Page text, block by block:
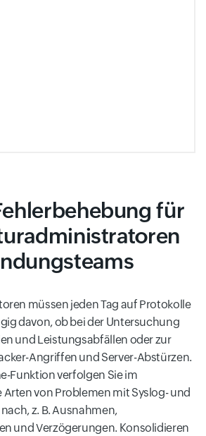
für
müssen jeden Tag auf Protokolle
davon, ob bei der Untersuchung
und Leistungsabfällen oder zur
Angriffen und Server-Abstürzen.
Funktion verfolgen Sie im
von Problemen mit Syslog- und
z. B. Ausnahmen,
und Verzögerungen. Konsolidieren